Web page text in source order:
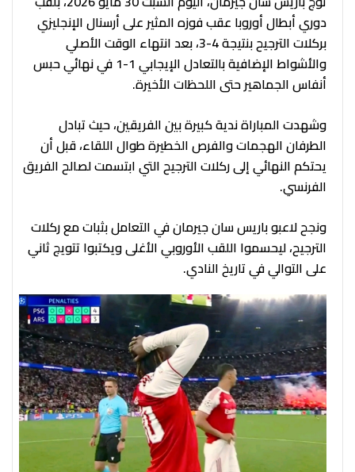
دوري أبطال أوروبا عقب فوزه المثير على أرسنال الإنجليزي
بركلات الترجيح بنتيجة 4-3، بعد انتهاء الوقت الأصلي
والأشواط الإضافية بالتعادل الإيجابي 1-1 في نهائي حبس
أنفاس الجماهير حتى اللحظات الأخيرة.
وشهدت المباراة ندية كبيرة بين الفريقين، حيث تبادل
الطرفان الهجمات والفرص الخطيرة طوال اللقاء، قبل أن
يحتكم النهائي إلى ركلات الترجيح التي ابتسمت لصالح الفريق
الفرنسي.
ونجح لاعبو باريس سان جيرمان في التعامل بثبات مع ركلات
الترجيح، ليحسموا اللقب الأوروبي الأغلى ويكتبوا تتويج ثاني
على التوالي في تاريخ النادي.